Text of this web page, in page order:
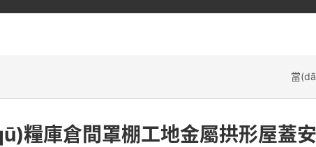
當
糧庫倉間罩棚工地金屬拱形屋蓋